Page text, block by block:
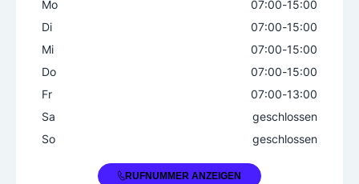
Spezialitäten
Zusatzangebote
Mo 07:00-15:00
Di
07:00-15:00
Mi
07:00-15:00
Do
07:00-15:00
Fr
07:00-13:00
Sa
geschlossen
So
geschlossen
+43 1 4920722RUFNUMMER ANZEIGEN